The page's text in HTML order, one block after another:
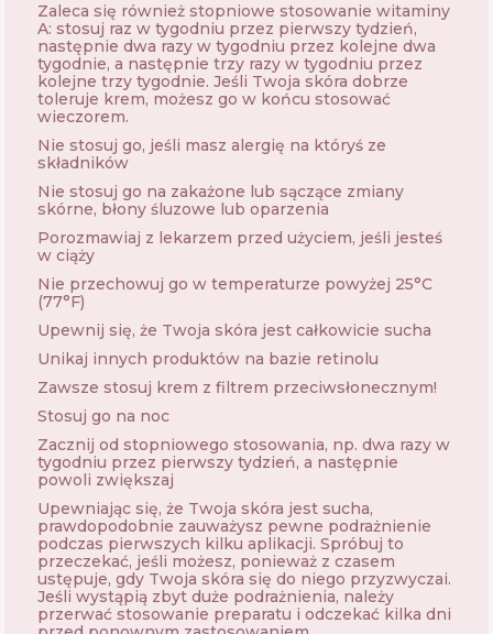
Zaleca się również stopniowe stosowanie witaminy
A: stosuj raz w tygodniu przez pierwszy tydzień,
następnie dwa razy w tygodniu przez kolejne dwa
tygodnie, a następnie trzy razy w tygodniu przez
kolejne trzy tygodnie. Jeśli Twoja skóra dobrze
toleruje krem, możesz go w końcu stosować
wieczorem.
Nie stosuj go, jeśli masz alergię na któryś ze
składników
Nie stosuj go na zakażone lub sączące zmiany
skórne, błony śluzowe lub oparzenia
Porozmawiaj z lekarzem przed użyciem, jeśli jesteś
w ciąży
Nie przechowuj go w temperaturze powyżej 25°C
(77°F)
Upewnij się, że Twoja skóra jest całkowicie sucha
Unikaj innych produktów na bazie retinolu
Zawsze stosuj krem ​​z filtrem przeciwsłonecznym!
Stosuj go na noc
Zacznij od stopniowego stosowania, np. dwa razy w
tygodniu przez pierwszy tydzień, a następnie
powoli zwiększaj
Upewniając się, że Twoja skóra jest sucha,
prawdopodobnie zauważysz pewne podrażnienie
podczas pierwszych kilku aplikacji. Spróbuj to
przeczekać, jeśli możesz, ponieważ z czasem
ustępuje, gdy Twoja skóra się do niego przyzwyczai.
Jeśli wystąpią zbyt duże podrażnienia, należy
przerwać stosowanie preparatu i odczekać kilka dni